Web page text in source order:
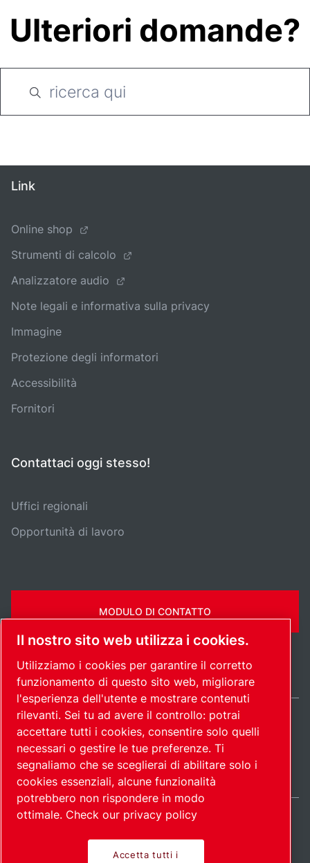
Ulteriori domande?
Link
Online shop
Strumenti di calcolo
Analizzatore audio
Note legali e informativa sulla privacy
Immagine
Protezione degli informatori
Accessibilità
Fornitori
Contattaci oggi stesso!
Uffici regionali
Opportunità di lavoro
MODULO DI CONTATTO
Mappa del
sito
Gestione preferenze
cookies
© 2026
Copyright.
Italy / IT
Il nostro sito web utilizza i cookies.
Utilizziamo i cookies per garantire il corretto
funzionamento di questo sito web, migliorare
l'esperienza dell'utente e mostrare contenuti
rilevanti. Sei tu ad avere il controllo: potrai
accettare tutti i cookies, consentire solo quelli
necessari o gestire le tue preferenze. Ti
segnaliamo che se sceglierai di abilitare solo i
cookies essenziali, alcune funzionalità
potrebbero non rispondere in modo
ottimale. Check our privacy policy
Accetta tutti i